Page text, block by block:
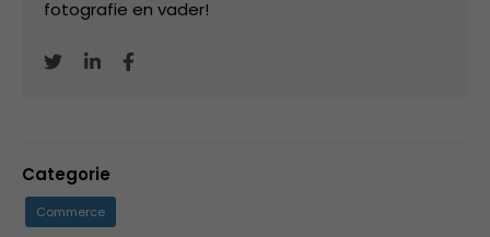
fotografie en vader!
Categorie
Commerce